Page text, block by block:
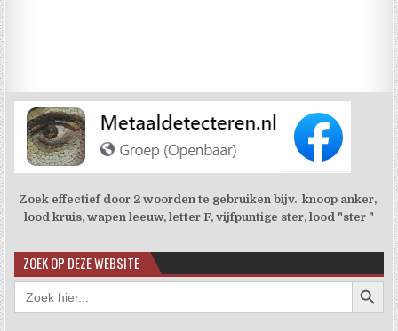
Zoek effectief door 2 woorden te gebruiken bijv. knoop anker,
lood kruis, wapen leeuw, letter F, vijfpuntige ster, lood "ster "
ZOEK OP DEZE WEBSITE
Zoek
naar: